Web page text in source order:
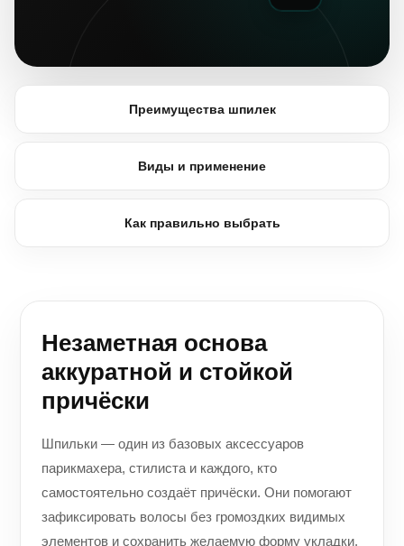
Преимущества шпилек
Виды и применение
Как правильно выбрать
Незаметная основа
аккуратной и стойкой
причёски
Шпильки — один из базовых аксессуаров
парикмахера, стилиста и каждого, кто
самостоятельно создаёт причёски. Они помогают
зафиксировать волосы без громоздких видимых
элементов и сохранить желаемую форму укладки.